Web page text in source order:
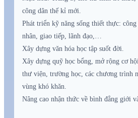
công dân thế kỉ mới.
Phát triển kỹ năng sống thiết thực:
nhân, giao tiếp, lãnh đạo,…
Xây dựng văn hóa học tập suốt đời.
Xây dựng quỹ học bổng, mở rộng cơ
thư viện, trường học, các chương trình
vùng khó khăn.
Nâng cao nhận thức về bình đẳng giới